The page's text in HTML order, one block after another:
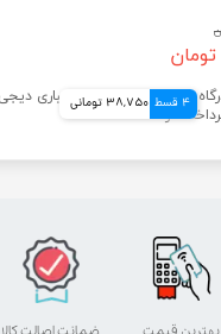
4 قسط 38,750 تومانی